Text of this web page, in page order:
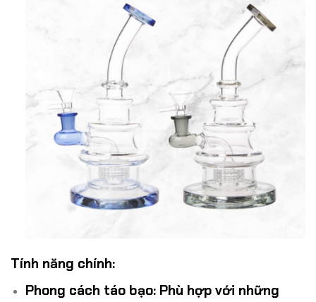
Tính năng chính:
Phong cách táo bạo: Phù hợp với những